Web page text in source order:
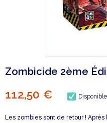
Zombicide 2ème
112,50 €
Les zombies sont de retour !